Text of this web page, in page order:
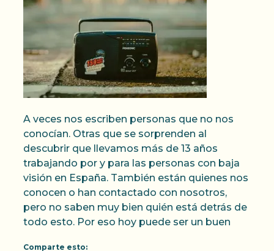
A veces nos escriben personas que no nos
conocían. Otras que se sorprenden al
descubrir que llevamos más de 13 años
trabajando por y para las personas con baja
visión en España. También están quienes nos
conocen o han contactado con nosotros,
pero no saben muy bien quién está detrás de
todo esto. Por eso hoy puede ser un buen
Comparte esto: